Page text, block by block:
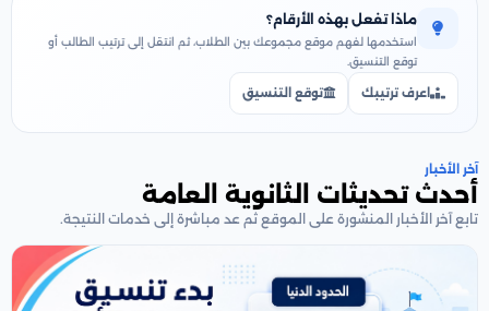
ماذا تفعل بهذه الأرقام؟
استخدمها لفهم موقع مجموعك بين الطلاب، ثم انتقل إلى ترتيب الطالب أو
توقع التنسيق.
اعرف ترتيبك توقع التنسيق
آخر الأخبار
أحدث تحديثات الثانوية العامة
تابع آخر الأخبار المنشورة على الموقع ثم عد مباشرة إلى خدمات النتيجة.